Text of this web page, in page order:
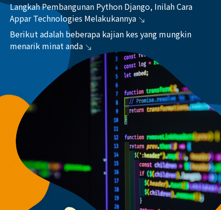
Langkah Pembangunan Python Django, Inilah Cara
Appar Technologies Melakukannya
Berikut adalah beberapa kajian kes yang mungkin
menarik minat anda